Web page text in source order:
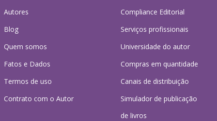
Autores
Blog
Quem somos
Fatos e Dados
Termos de uso
Contrato com o Autor
Compliance Editorial
Serviços profissionais
Universidade do autor
Compras em quantidade
Canais de distribuição
Simulador de publicação
de livros